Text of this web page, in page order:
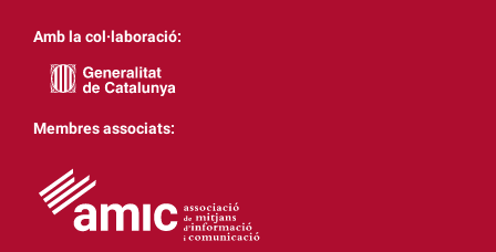
Amb la col·laboració:
Membres associats: